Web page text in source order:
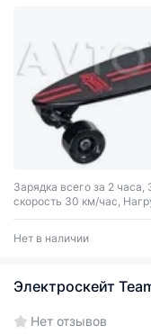
Зарядка всего за 2
скорость 30 км/час,
Нет в наличии
Электроскейт
Нет отзывов